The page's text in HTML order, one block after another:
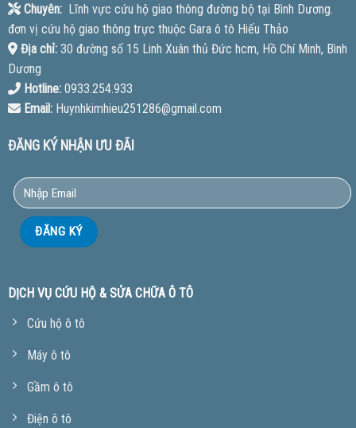
Chuyên:Lĩnh vực cứu hộ giao thông đường bộ tại Bình Dương.
đơn vị cứu hộ giao thông trực thuộc Gara ô tô Hiếu Thảo
Địa chỉ:30 đường số 15 Linh Xuân thủ Đức hcm, Hồ Chí Minh, Bình
Dương
Hotline:0933.254.933
Email:Huynhkimhieu251286@gmail.com
ĐĂNG KÝ NHẬN ƯU ĐÃI
DỊCH VỤ CỨU HỘ & SỬA CHỮA Ô TÔ
Cứu hộ ô tô
Máy ô tô
Gầm ô tô
Điện ô tô